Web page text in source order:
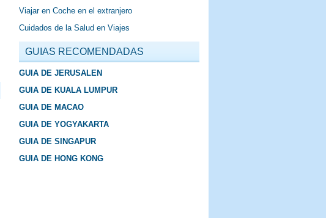
Viajar en Coche en el extranjero
Cuidados de la Salud en Viajes
GUIAS RECOMENDADAS
GUIA DE JERUSALEN
GUIA DE KUALA LUMPUR
GUIA DE MACAO
GUIA DE YOGYAKARTA
GUIA DE SINGAPUR
GUIA DE HONG KONG